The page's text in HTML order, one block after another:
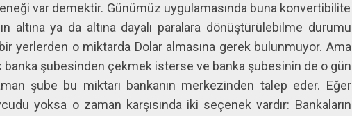
var demektir. Günümüz uygulamasında buna konvertibilite
altına ya da altına dayalı paralara dönüştürülebilme durumu
yerlerden o miktarda Dolar almasına gerek bulunmuyor. Ama
banka şubesinden çekmek isterse ve banka şubesinin de o gün
şube bu miktarı bankanın merkezinden talep eder. Eğer
yoksa o zaman karşısında iki seçenek vardır: Bankaların